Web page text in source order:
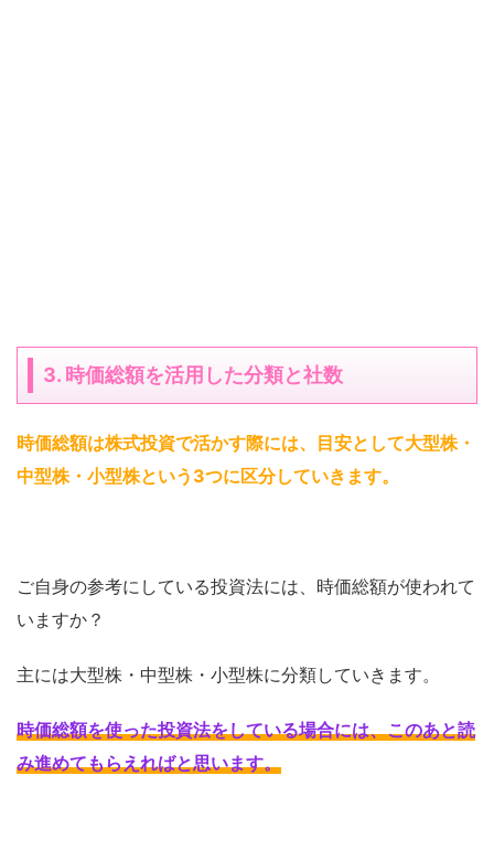
3. 時価総額を活用した分類と社数
時価総額は株式投資で活かす際には、目安として大型株・
中型株・小型株という3つに区分していきます。
ご自身の参考にしている投資法には、時価総額が使われて
いますか？
主には大型株・中型株・小型株に分類していきます。
時価総額を使った投資法をしている場合には、このあと読
み進めてもらえればと思います。